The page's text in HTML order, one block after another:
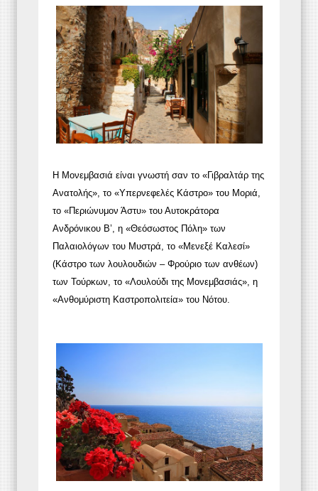
Η Μονεμβασιά είναι γνωστή σαν το «Γιβραλτάρ της
Ανατολής», το «Υπερνεφελές Κάστρο» του Μοριά,
το «Περιώνυμον Άστυ» του Αυτοκράτορα
Ανδρόνικου Β’, η «Θεόσωστος Πόλη» των
Παλαιολόγων του Μυστρά, το «Μενεξέ Καλεσί»
(Κάστρο των λουλουδιών – Φρούριο των ανθέων)
των Τούρκων, το «Λουλούδι της Μονεμβασιάς», η
«Ανθομύριστη Καστροπολιτεία» του Νότου.